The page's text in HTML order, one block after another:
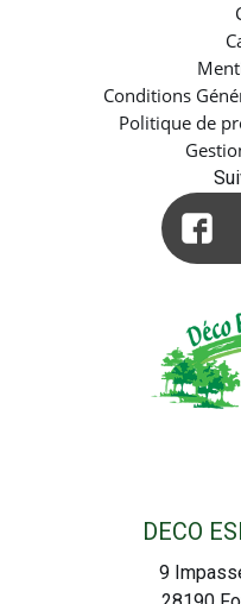
Conditions
Politique de
DECO
9